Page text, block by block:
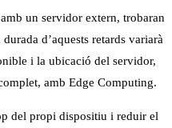
un servidor extern, trobaran
d’aquests retards variarà
i la ubicació del servidor,
amb Edge Computing.
del propi dispositiu i reduir el